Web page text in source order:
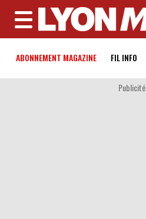
MENU
ABONNEMENT MAGAZINE FIL INFO
Publicité